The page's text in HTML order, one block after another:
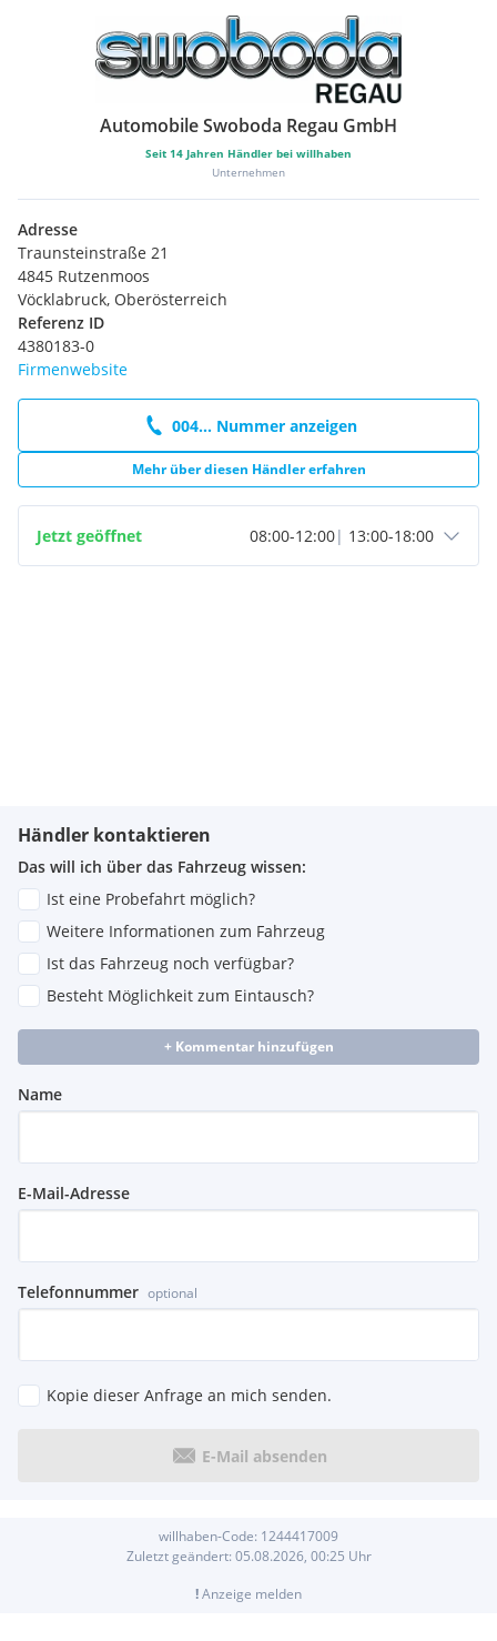
Automobile Swoboda Regau GmbH
Seit 14 Jahren Händler bei willhaben
Unternehmen
Adresse
Traunsteinstraße 21
4845 Rutzenmoos
Vöcklabruck, Oberösterreich
Referenz ID
4380183-0
Firmenwebsite
004... Nummer anzeigen
Mehr über diesen Händler erfahren
Jetzt geöffnet 08:00-12:00| 13:00-18:00
Händler kontaktieren
Das will ich über das Fahrzeug wissen:
Ist eine Probefahrt möglich?
Weitere Informationen zum Fahrzeug
Ist das Fahrzeug noch verfügbar?
Besteht Möglichkeit zum Eintausch?
+ Kommentar hinzufügen
Name
E-Mail-Adresse
Telefonnummer optional
Kopie dieser Anfrage an mich senden.
E-Mail absenden
willhaben-Code: 1244417009
Zuletzt geändert: 05.08.2026, 00:25 Uhr
!Anzeige melden